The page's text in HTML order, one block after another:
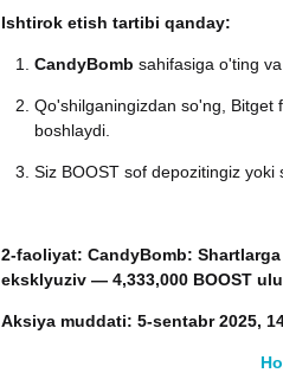
Ishtirok etish tartibi qanday:
CandyBomb sahifasiga o'ting va
Qo'shilganingizdan so'ng, Bitget
boshlaydi.
Siz BOOST sof depozitingiz yoki
2-faoliyat: CandyBomb:
eksklyuziv — 4,333,000 BOOST
Aksiya muddati: 5-sentabr 2025,